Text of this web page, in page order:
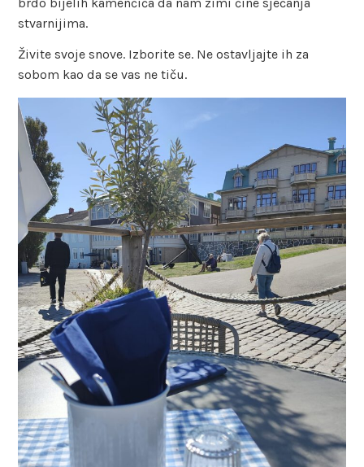
stvarnijima.
Živite svoje snove. Izborite se. Ne ostavljajte ih za
sobom kao da se vas ne tiču.